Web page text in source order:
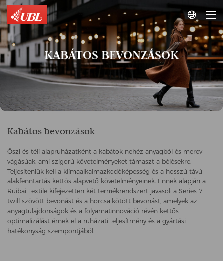

KABÁTOS BEVONZÁSOK
Kabátos bevonzások
Őszi és téli alapruházatként a kabátok nehéz anyagból és merev
vágásúak, ami szigorú követelményeket támaszt a bélésekre.
Teljesíteniük kell a klímaalkalmazkodóképesség és a hosszú távú
alakfenntartás kettős alapvető követelményeinek. Ennek alapján a
Ruibai Textile kifejezetten két termékrendszert javasol: a Series 7
twill szövött bevonást és a horcsa kötött bevonást, amelyek az
anyagtulajdonságok és a folyamatinnováció révén kettős
optimalizálást érnek el a ruházati teljesítmény és a gyártási
hatékonyság szempontjából.